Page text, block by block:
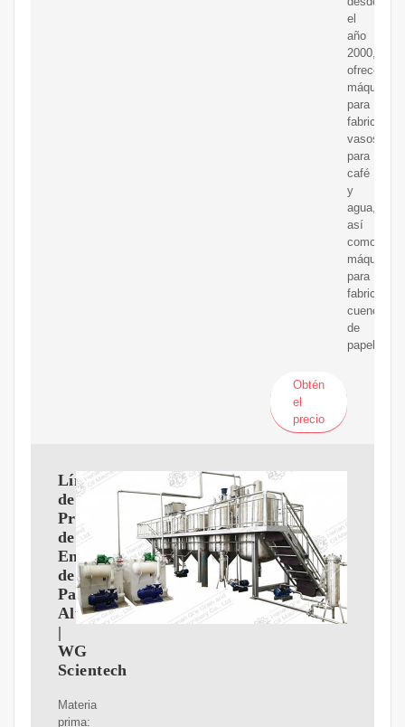
el
año
2000,
ofrecemos
máquinas
para
fabricar
vasos
para
café
y
agua,
así
como
máquinas
para
fabricar
cuencos
de
papel.
Obtén
el
precio
Línea
de
Producción
de
Envases
de
Papel
Aluminio
|
WG
Scientech
Materia
prima: